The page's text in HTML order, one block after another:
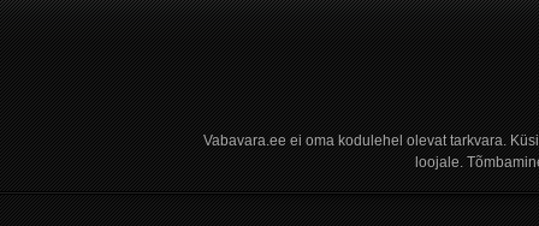
Vabavara.ee ei oma kodulehel olevat tarkvara.
loojale.